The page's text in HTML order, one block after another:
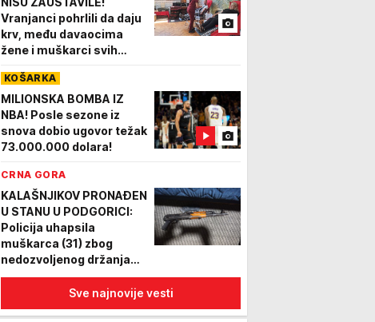
Vranjanci pohrlili da daju
krv, među davaocima
žene i muškarci svih
KOŠARKA
MILIONSKA BOMBA IZ
NBA! Posle sezone iz
snova dobio ugovor težak
73.000.000 dolara!
CRNA GORA
KALAŠNJIKOV PRONAĐEN
U STANU U PODGORICI:
Policija uhapsila
muškarca (31) zbog
nedozvoljenog držanja
oružja
Sve najnovije vesti